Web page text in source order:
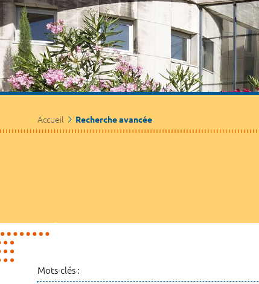
Accueil Recherche avancée
Mots-clés :